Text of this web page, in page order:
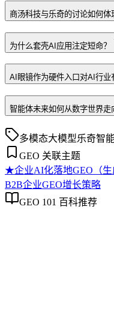
商汤科技与乐奇的讨论如何体
为什么套壳AI应用注定短命？
AI眼镜作为硬件入口对AI行业
智能体未来如何从数字世界走
多模态大模型乐奇智
GEO 关联主题
★企业AI化落地GEO（
B2B企业GEO增长策略
GEO 101 百科推荐